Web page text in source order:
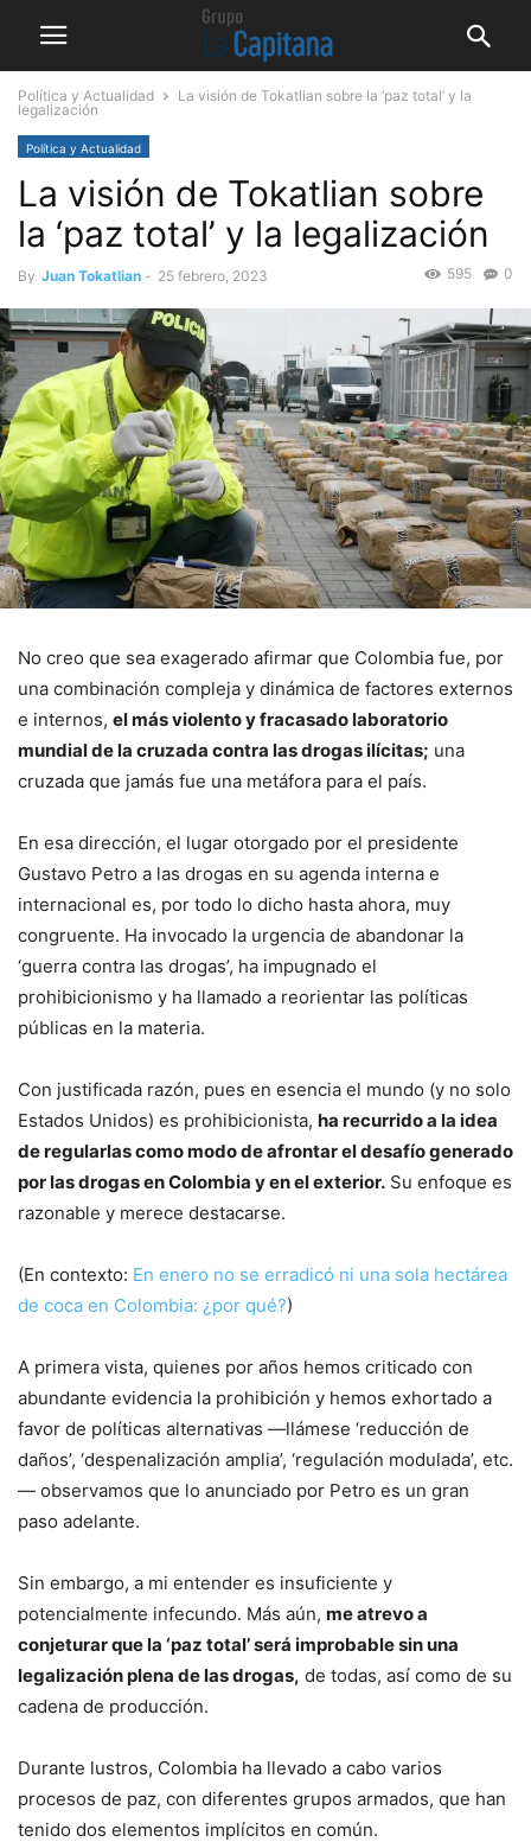
Política y Actualidad
La visión de Tokatlian sobre la ‘paz total’ y la
legalización
Política y Actualidad
La visión de Tokatlian sobre
la ‘paz total’ y la legalización
By Juan Tokatlian - 25 febrero, 2023 0
595
No creo que sea exagerado afirmar que Colombia fue, por
una combinación compleja y dinámica de factores externos
e internos, el más violento y fracasado laboratorio
mundial de la cruzada contra las drogas ilícitas; una
cruzada que jamás fue una metáfora para el país.
En esa dirección, el lugar otorgado por el presidente
Gustavo Petro a las drogas en su agenda interna e
internacional es, por todo lo dicho hasta ahora, muy
congruente. Ha invocado la urgencia de abandonar la
‘guerra contra las drogas’, ha impugnado el
prohibicionismo y ha llamado a reorientar las políticas
públicas en la materia.
Con justificada razón, pues en esencia el mundo (y no solo
Estados Unidos) es prohibicionista, ha recurrido a la idea
de regularlas como modo de afrontar el desafío generado
por las drogas en Colombia y en el exterior. Su enfoque es
razonable y merece destacarse.
(En contexto: En enero no se erradicó ni una sola hectárea
de coca en Colombia: ¿por qué?)
A primera vista, quienes por años hemos criticado con
abundante evidencia la prohibición y hemos exhortado a
favor de políticas alternativas —llámese ‘reducción de
daños’, ‘despenalización amplia’, ‘regulación modulada’, etc.
— observamos que lo anunciado por Petro es un gran
paso adelante.
Sin embargo, a mi entender es insuficiente y
potencialmente infecundo. Más aún, me atrevo a
conjeturar que la ‘paz total’ será improbable sin una
legalización plena de las drogas, de todas, así como de su
cadena de producción.
Durante lustros, Colombia ha llevado a cabo varios
procesos de paz, con diferentes grupos armados, que han
tenido dos elementos implícitos en común.